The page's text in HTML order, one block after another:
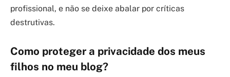
profissional, e não se deixe abalar por críticas
destrutivas.
Como proteger a privacidade dos meus
filhos no meu blog?